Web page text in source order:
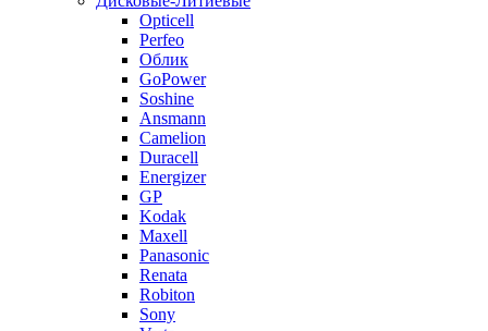
Opticell
Perfeo
Облик
GoPower
Soshine
Ansmann
Camelion
Duracell
Energizer
GP
Kodak
Maxell
Panasonic
Renata
Robiton
Sony